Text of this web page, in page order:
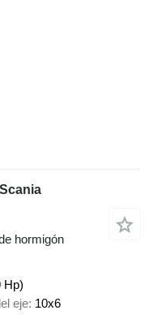
hormigón
Hp)
eje 10x6